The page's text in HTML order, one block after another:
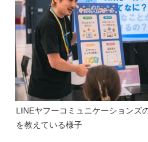
LINEヤフーコミュニケーションズ
を教えている様子